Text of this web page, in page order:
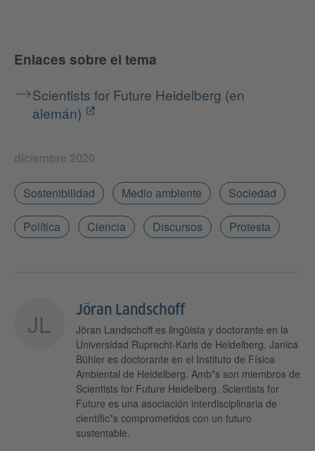
Enlaces sobre el tema
Scientists for Future Heidelberg (en
alemán)
diciembre 2020
Sostenibilidad Medio ambiente Sociedad
Política Ciencia Discursos Protesta
JL Jöran Landschoff
Jöran Landschoff es lingüista y doctorante en la
Universidad Ruprecht-Karls de Heidelberg. Janica
Bühler es doctorante en el Instituto de Física
Ambiental de Heidelberg. Amb*s son miembros de
Scientists for Future Heidelberg. Scientists for
Future es una asociación interdisciplinaria de
científic*s comprometidos con un futuro
sustentable.